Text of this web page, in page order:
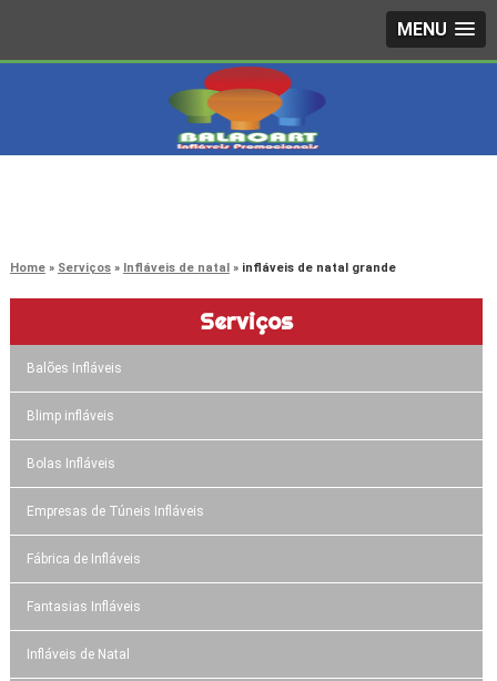
MENU
Home Serviços Infláveis de natal infláveis de natal grande
Serviços
Balões Infláveis
Blimp infláveis
Bolas Infláveis
Empresas de Túneis Infláveis
Fábrica de Infláveis
Fantasias Infláveis
Infláveis de Natal